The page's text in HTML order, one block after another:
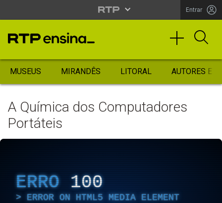
Entrar
MUSEUS MIRANDÊS LITORAL AUTORES
A Química dos Computadores
Portáteis
ERRO 100
ERROR ON HTML5 MEDIA ELEMENT